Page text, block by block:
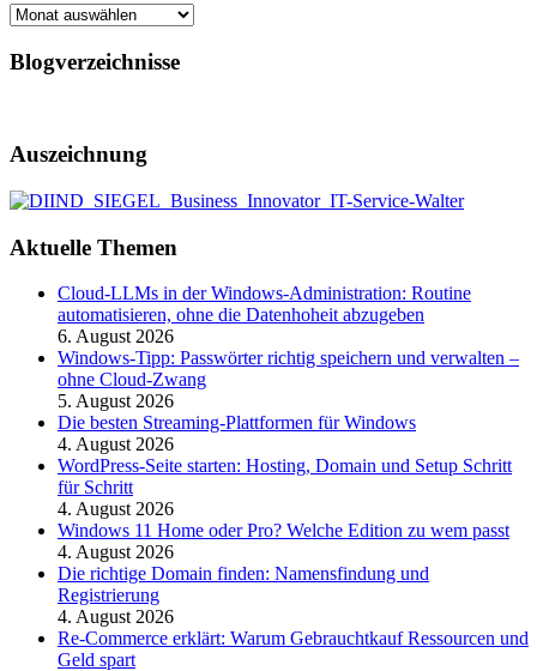
Archiv
Blogverzeichnisse
Auszeichnung
Aktuelle Themen
Cloud-LLMs in der Windows-Administration: Routine
automatisieren, ohne die Datenhoheit abzugeben
6. August 2026
Windows-Tipp: Passwörter richtig speichern und verwalten –
ohne Cloud-Zwang
5. August 2026
Die besten Streaming-Plattformen für Windows
4. August 2026
WordPress-Seite starten: Hosting, Domain und Setup Schritt
für Schritt
4. August 2026
Windows 11 Home oder Pro? Welche Edition zu wem passt
4. August 2026
Die richtige Domain finden: Namensfindung und
Registrierung
4. August 2026
Re-Commerce erklärt: Warum Gebrauchtkauf Ressourcen und
Geld spart